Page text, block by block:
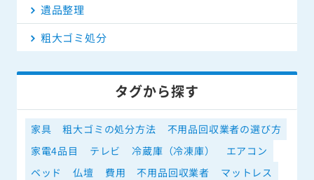
遺品整理
粗大ゴミ処分
タグから探す
家具 粗大ゴミの処分方法
不用品回収業者の選び方
家電4品目
テレビ 冷蔵庫（冷凍庫）
エアコン
ベッド
仏壇 費用 不用品回収業者
マットレス